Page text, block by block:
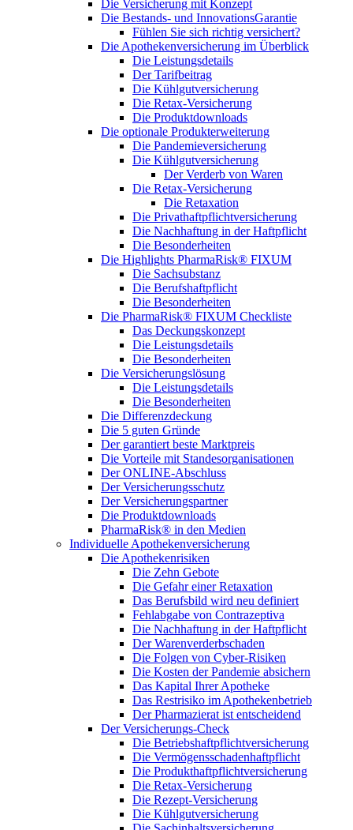
Die Versicherung mit Konzept
Die Bestands- und InnovationsGarantie
Fühlen Sie sich richtig versichert?
Die Apothekenversicherung im Überblick
Die Leistungsdetails
Der Tarifbeitrag
Die Kühlgutversicherung
Die Retax-Versicherung
Die Produktdownloads
Die optionale Produkterweiterung
Die Pandemieversicherung
Die Kühlgutversicherung
Der Verderb von Waren
Die Retax-Versicherung
Die Retaxation
Die Privathaftpflichtversicherung
Die Nachhaftung in der Haftpflicht
Die Besonderheiten
Die Highlights PharmaRisk® FIXUM
Die Sachsubstanz
Die Berufshaftpflicht
Die Besonderheiten
Die PharmaRisk® FIXUM Checkliste
Das Deckungskonzept
Die Leistungsdetails
Die Besonderheiten
Die Versicherungslösung
Die Leistungsdetails
Die Besonderheiten
Die Differenzdeckung
Die 5 guten Gründe
Der garantiert beste Marktpreis
Die Vorteile mit Standesorganisationen
Der ONLINE-Abschluss
Der Versicherungsschutz
Der Versicherungspartner
Die Produktdownloads
PharmaRisk® in den Medien
Individuelle Apothekenversicherung
Die Apothekenrisiken
Die Zehn Gebote
Die Gefahr einer Retaxation
Das Berufsbild wird neu definiert
Fehlabgabe von Contrazeptiva
Die Nachhaftung in der Haftpflicht
Der Warenverderbschaden
Die Folgen von Cyber-Risiken
Die Kosten der Pandemie absichern
Das Kapital Ihrer Apotheke
Das Restrisiko im Apothekenbetrieb
Der Pharmazierat ist entscheidend
Der Versicherungs-Check
Die Betriebshaftpflichtversicherung
Die Vermögensschadenhaftpflicht
Die Produkthaftpflichtversicherung
Die Retax-Versicherung
Die Rezept-Versicherung
Die Kühlgutversicherung